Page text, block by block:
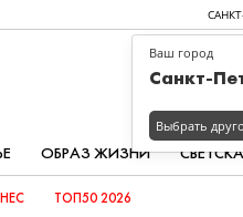
ОБРАЗ ЖИЗНИ
ТОП50 2026
Ваш город
Санкт-
Выбрать